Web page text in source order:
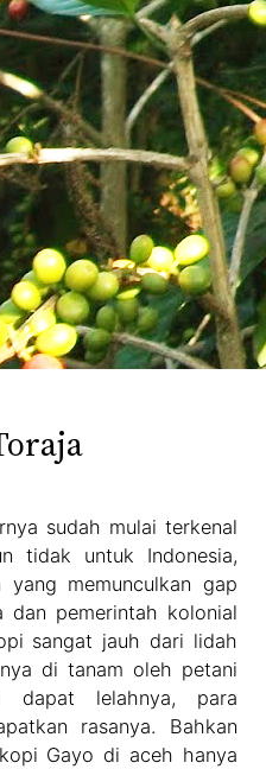
sudah mulai terkenal
tidak untuk Indonesia,
yang memunculkan gap
dan pemerintah kolonial
sangat jauh dari lidah
di tanam oleh petani
dapat lelahnya, para
rasanya. Bahkan
Gayo di aceh hanya